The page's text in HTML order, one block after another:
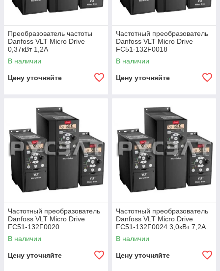
Преобразователь частоты
Danfoss VLT Micro Drive
0,37кВт 1,2А
В наличии
Цену уточняйте
Частотный преобразователь
Danfoss VLT Micro Drive
FC51-132F0018
В наличии
Цену уточняйте
Частотный преобразователь
Danfoss VLT Micro Drive
FC51-132F0020
В наличии
Цену уточняйте
Частотный преобразователь
Danfoss VLT Micro Drive
FC51-132F0024 3,0кВт 7,2А
В наличии
Цену уточняйте